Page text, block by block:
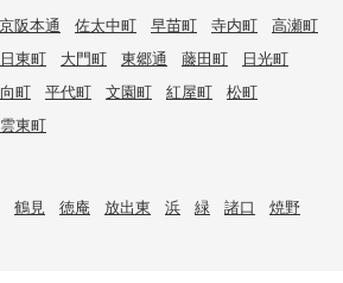
京阪本通 佐太中町 早苗町 寺内町
高瀬町
東町 大門町 東郷通 藤田町
日光町
町 平代町 文園町 紅屋町
松町
東町
鶴見 徳庵 放出東 浜 緑 諸口
焼野